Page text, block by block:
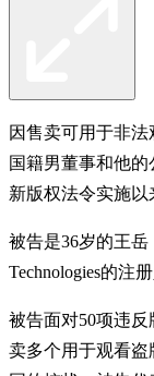
因售卖可用于非
国籍男董事和他
新版权法令实施以
被告是36岁的王
Technologies的注
被告面对50项违
卖多个用于观看盗